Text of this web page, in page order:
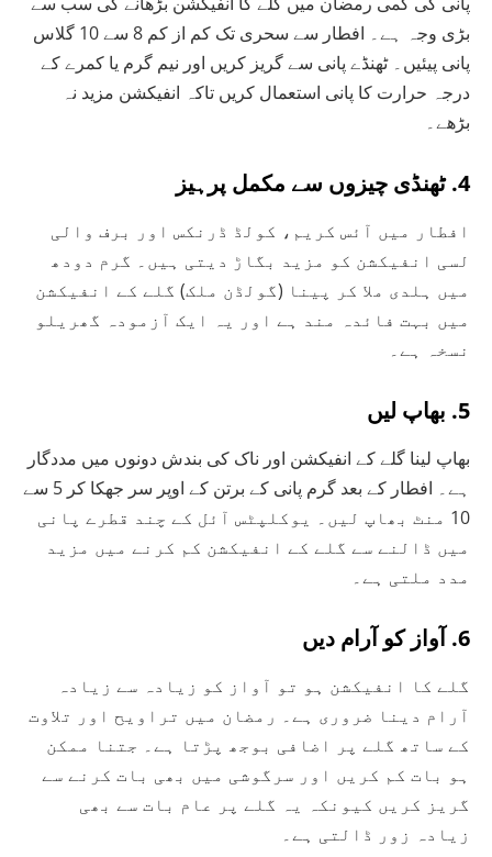
بڑی وجہ ہے۔ افطار سے سحری تک کم از کم 8 سے 10 گلاس
پانی پیئیں۔ ٹھنڈے پانی سے گریز کریں اور نیم گرم یا کمرے کے
درجہ حرارت کا پانی استعمال کریں تاکہ انفیکشن مزید نہ
بڑھے۔
4. ٹھنڈی چیزوں سے مکمل پرہیز
افطار میں آئس کریم، کولڈ ڈرنکس اور برف والی
لسی انفیکشن کو مزید بگاڑ دیتی ہیں۔ گرم دودھ
میں ہلدی ملا کر پینا (گولڈن ملک) گلے کے انفیکشن
میں بہت فائدہ مند ہے اور یہ ایک آزمودہ گھریلو
نسخہ ہے۔
5. بھاپ لیں
بھاپ لینا گلے کے انفیکشن اور ناک کی بندش دونوں میں مددگار
ہے۔ افطار کے بعد گرم پانی کے برتن کے اوپر سر جھکا کر 5 سے
10 منٹ بھاپ لیں۔ یوکلپٹس آئل کے چند قطرے پانی
میں ڈالنے سے گلے کے انفیکشن کم کرنے میں مزید
مدد ملتی ہے۔
6. آواز کو آرام دیں
گلے کا انفیکشن ہو تو آواز کو زیادہ سے زیادہ
آرام دینا ضروری ہے۔ رمضان میں تراویح اور تلاوت
کے ساتھ گلے پر اضافی بوجھ پڑتا ہے۔ جتنا ممکن
ہو بات کم کریں اور سرگوشی میں بھی بات کرنے سے
گریز کریں کیونکہ یہ گلے پر عام بات سے بھی
زیادہ زور ڈالتی ہے۔